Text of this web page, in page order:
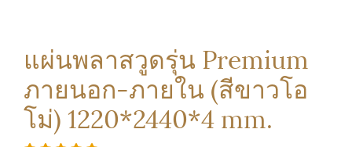
แผ่นพลาสวูดรุ่น Premium
ภายนอก-ภายใน (สีขาวโอ
โม่) 1220*2440*4 mm.